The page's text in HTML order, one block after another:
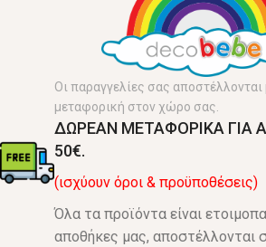
Οι παραγγελίες σας αποστέλλονται
μεταφορική στον χώρο σας.
ΔΩΡΕΑΝ ΜΕΤΑΦΟΡΙΚΑ ΓΙΑ
50€.
(ισχύουν όροι & προϋποθέσεις)
Όλα τα προϊόντα είναι
αποθήκες μας, αποστέλλονται